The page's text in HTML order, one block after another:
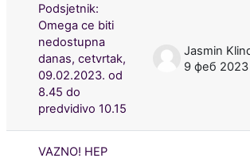
Podsjetnik:
Omega ce biti
nedostupna
danas, cetvrtak,
09.02.2023. od
8.45 do
predvidivo 10.15
9 феб 2023
VAZNO! HEP